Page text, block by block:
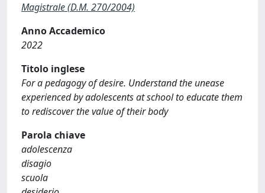
Magistrale (D.M. 270/2004)
Anno Accademico
2022
Titolo inglese
For a pedagogy of desire. Understand the unease
experienced by adolescents at school to educate them
to rediscover the value of their body
Parola chiave
adolescenza
disagio
scuola